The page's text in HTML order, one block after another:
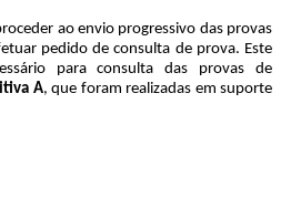
ao envio progressivo das provas
pedido de consulta de prova. Este
para consulta das provas de
A, que foram realizadas em suporte